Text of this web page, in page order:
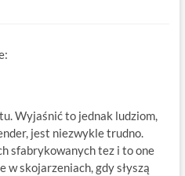
Wyjaśnić to jednak ludziom,
jest niezwykle trudno.
sfabrykowanych tez i to one
w skojarzeniach, gdy słyszą